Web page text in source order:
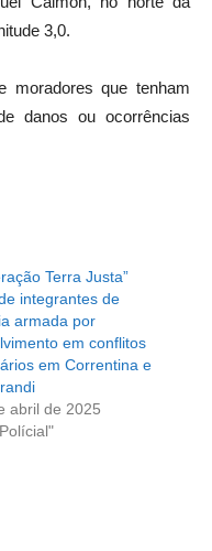
3,0.
moradores que tenham
danos ou ocorrências
Terra Justa”
integrantes de
armada por
em conflitos
em Correntina e
abril de 2025